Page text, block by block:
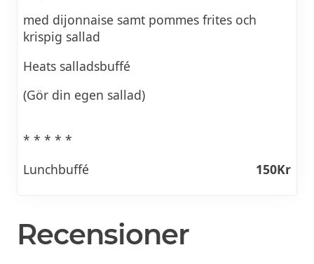
med dijonnaise samt pommes frites och
krispig sallad
Heats salladsbuffé
(Gör din egen sallad)
* * * * *
Lunchbuffé
150Kr
Recensioner